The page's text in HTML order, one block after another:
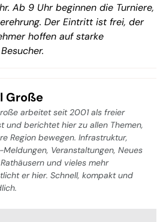
Ab 9 Uhr beginnen die Turniere,
Der Eintritt ist frei, der
hoffen auf starke
Große
arbeitet seit 2001 als freier
und berichtet hier zu allen Themen,
Region bewegen. Infrastruktur,
Meldungen, Veranstaltungen, Neues
und vieles mehr
er hier. Schnell, kompakt und